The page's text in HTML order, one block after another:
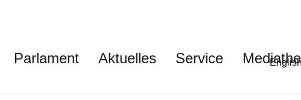
Hauptnavigation
Parlament Aktuelles Service